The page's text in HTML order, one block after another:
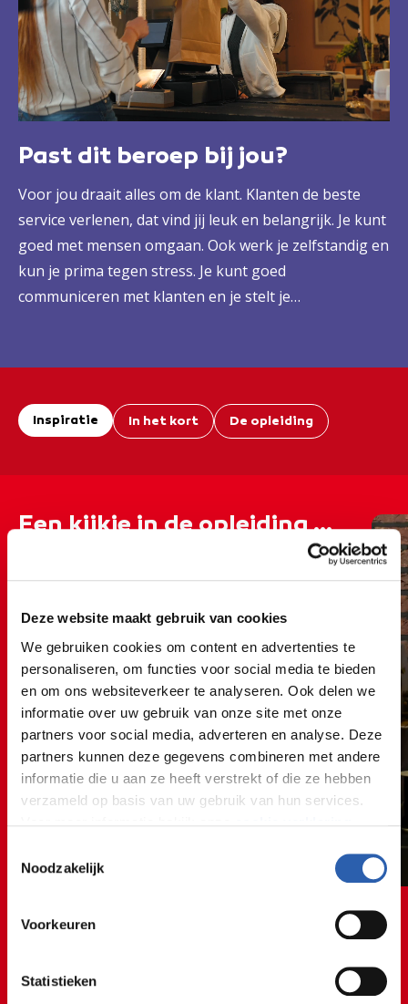
Deze website maakt gebruik van cookies
We gebruiken cookies om content en advertenties te
personaliseren, om functies voor social media te bieden
en om ons websiteverkeer te analyseren. Ook delen we
informatie over uw gebruik van onze site met onze
partners voor social media, adverteren en analyse. Deze
partners kunnen deze gegevens combineren met andere
informatie die u aan ze heeft verstrekt of die ze hebben
verzameld op basis van uw gebruik van hun services.
We werken samen met
die uw gegevens
Noodzakelijk
Voorkeuren
Statistieken
Past dit beroep bij jou?
Voor jou draait alles om de klant. Klanten de beste
service verlenen, dat vind jij leuk en belangrijk. Je kunt
goed met mensen omgaan. Ook werk je zelfstandig en
kun je prima tegen stress. Je kunt goed
communiceren met klanten en je stelt je
Inspiratie In het kort De opleiding
Een kijkje in de opleiding ...